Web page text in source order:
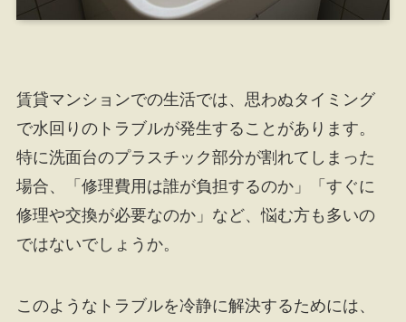
賃貸マンションでの生活では、思わぬタイミング
で水回りのトラブルが発生することがあります。
特に洗面台のプラスチック部分が割れてしまった
場合、「修理費用は誰が負担するのか」「すぐに
修理や交換が必要なのか」など、悩む方も多いの
ではないでしょうか。
このようなトラブルを冷静に解決するためには、